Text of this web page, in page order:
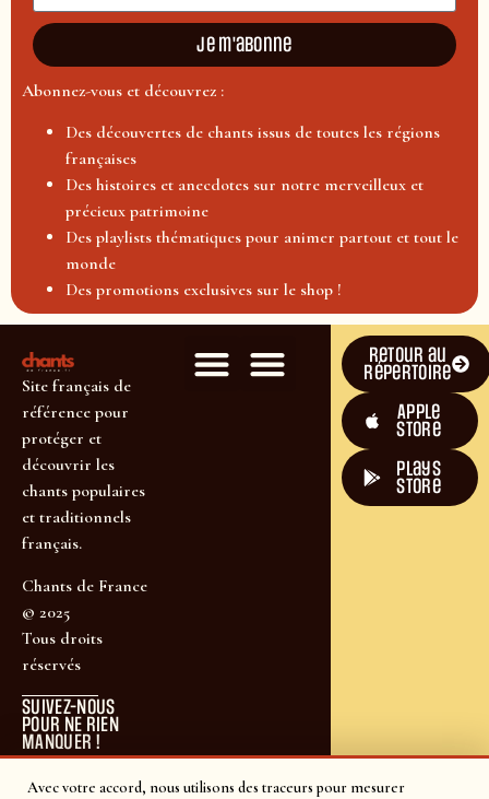
Avec votre accord, nous utilisons des traceurs pour mesurer
Je m'abonne
Abonnez-vous et découvrez :
Des découvertes de chants issus de toutes les régions
françaises
Des histoires et anecdotes sur notre merveilleux et
précieux patrimoine
Des playlists thématiques pour animer partout et tout le
monde
Des promotions exclusives sur le shop !
Site français de
référence pour
protéger et
découvrir les
chants populaires
et traditionnels
français.
Chants de France
© 2025
Tous droits
réservés
SUIVEZ-NOUS
POUR NE RIEN
MANQUER !
Retour au
répertoire
Apple
Store
plays
store